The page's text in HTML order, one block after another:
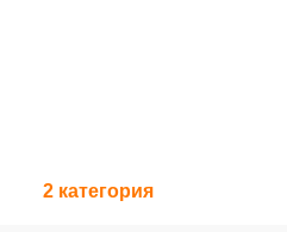
2 категория